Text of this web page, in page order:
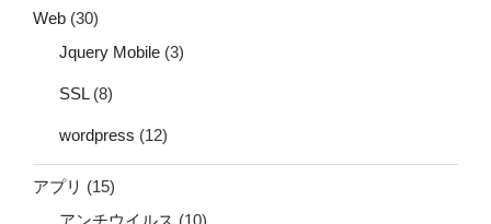
Web (30)
Jquery Mobile (3)
SSL(8)
wordpress (12)
アプリ (15)